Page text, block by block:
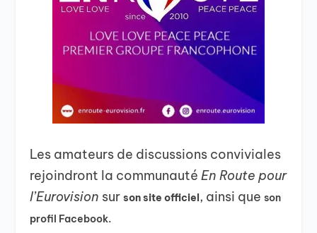
Les amateurs de discussions conviviales
rejoindront la communautéEn Route pour
l’Eurovision surson site officiel, ainsi queson
profil Facebook.